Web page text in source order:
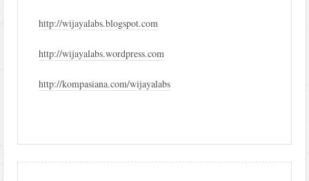
http://wijayalabs.blogspot.com
http://wijayalabs.wordpress.com
http://kompasiana.com/wijayalabs